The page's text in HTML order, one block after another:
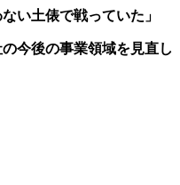
い土俵で戦っていた」
今後の事業領域を見直し